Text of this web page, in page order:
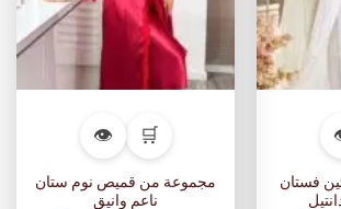
فستان
🛒
👁
مجموعة من قميص نوم ستان
ناعم وانيق